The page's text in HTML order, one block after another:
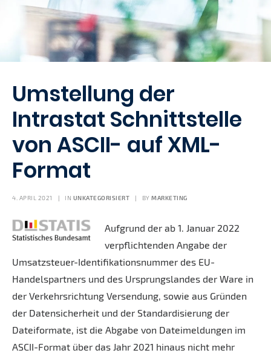
Umstellung der
Intrastat Schnittstelle
von ASCII- auf XML-
Format
4. APRIL 2021 | IN UNKATEGORISIERT | BY MARKETING
Aufgrund der ab 1. Januar 2022
verpflichtenden Angabe der
Umsatzsteuer-Identifikationsnummer des EU-
Handelspartners und des Ursprungslandes der Ware in
der Verkehrsrichtung Versendung, sowie aus Gründen
der Datensicherheit und der Standardisierung der
Dateiformate, ist die Abgabe von Dateimeldungen im
ASCII-Format über das Jahr 2021 hinaus nicht mehr